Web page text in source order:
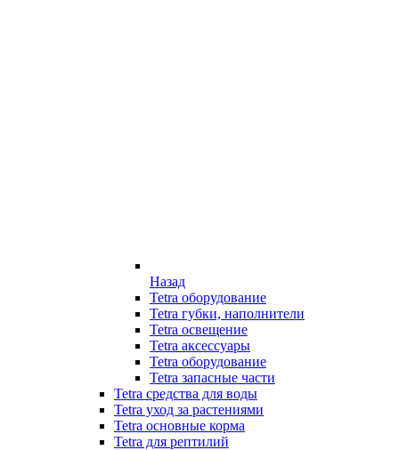
Назад
Tetra оборудование
Tetra губки, наполнители
Tetra освещение
Tetra аксессуары
Tetra оборудование
Tetra запасные части
Tetra средства для воды
Tetra уход за растениями
Tetra основные корма
Tetra для рептилий